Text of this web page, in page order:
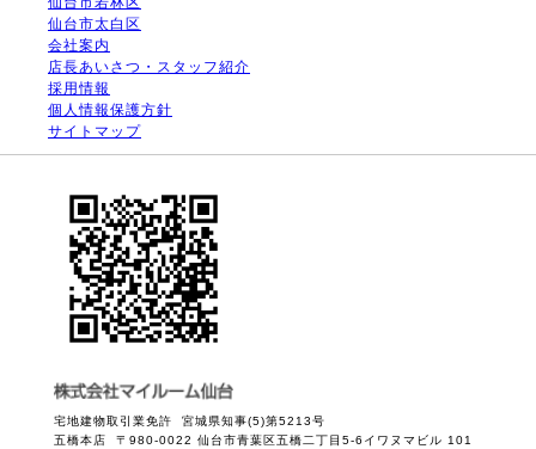
仙台市太白区
会社案内
店長あいさつ・スタッフ紹介
採用情報
個人情報保護方針
サイトマップ
宅地建物取引業免許 宮城県知事(5)第5213号
五橋本店 〒980-0022 仙台市青葉区五橋二丁目5-6イワヌマビル 101